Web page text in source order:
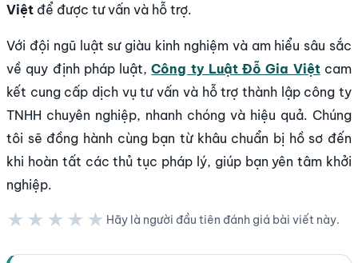
Việt để được tư vấn và hỗ trợ.
Với đội ngũ luật sư giàu kinh nghiệm và am hiểu sâu sắc
về quy định pháp luật,Công ty Luật Đỗ Gia Việtcam
kết cung cấp dịch vụ tư vấn và hỗ trợ thành lập công ty
TNHH chuyên nghiệp, nhanh chóng và hiệu quả. Chúng
tôi sẽ đồng hành cùng bạn từ khâu chuẩn bị hồ sơ đến
khi hoàn tất các thủ tục pháp lý, giúp bạn yên tâm khởi
nghiệp.
★★★★★ Hãy là người đầu tiên đánh giá bài viết này.